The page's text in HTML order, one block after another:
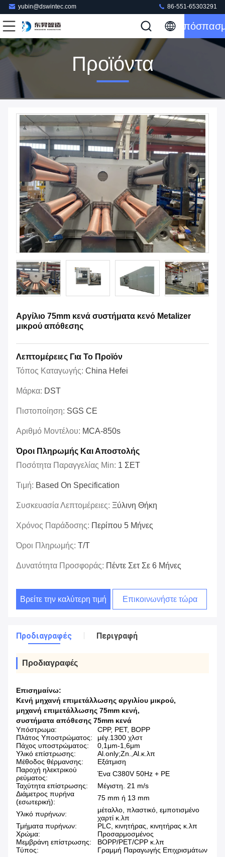
yubin@dswintec.com 86-551-65303291
Προϊόντα
Αργίλιο 75mm κενά συστήματα κενό Metalizer
μικρού απόθεσης
Λεπτομέρειες Για Το Προϊόν
Τόπος Καταγωγής: China Hefei
Μάρκα: DST
Πιστοποίηση: SGS CE
Αριθμό Μοντέλου: MCA-850s
Όροι Πληρωμής Και Αποστολής
Ποσότητα Παραγγελίας Min: 1 ΣΕΤ
Τιμή: Based On Specification
Συσκευασία Λεπτομέρειες: Ξύλινη Θήκη
Χρόνος Παράδοσης: Περίπου 5 Μήνες
Όροι Πληρωμής: T/T
Δυνατότητα Προσφοράς: Πέντε Σετ Σε 6 Μήνες
Βρείτε την καλύτερη τιμή Επικοινωνήστε τώρα
Προδιαγραφές Περιγραφή
Προδιαγραφές
Επισημαίνω:
Κενή μηχανή επιμετάλλωσης αργιλίου μικρού,
μηχανή επιμετάλλωσης 75mm κενή,
συστήματα απόθεσης 75mm κενά
Υπόστρωμα:
CPP, PET, BOPP
Πλάτος Υποστρώματος:
μέγ.1300 χλστ
Πάχος υποστρώματος:
0,1μm-1,6μm
Υλικό επίστρωσης:
Al.only;Zn.,Al.κ.λπ
Μέθοδος θέρμανσης:
Εξάτμιση
Παροχή ηλεκτρικού
ρεύματος:
Ένα C380V 50Hz + PE
Ταχύτητα επίστρωσης:
Μέγιστη. 21 m/s
Διάμετρος πυρήνα
(εσωτερική):
75 mm ή 13 mm
Υλικό πυρήνων:
μέταλλο, πλαστικό, εμποτισμένο
χαρτί κ.λπ
Τμήματα πυρήνων:
PLC, κινητήρας, κινητήρας κ.λπ
Χρώμα:
Προσαρμοσμένος
Μεμβράνη επίστρωσης:
BOPP/PET/CPP κ.λπ
Τύπος:
Γραμμή Παραγωγής Επιχρισμάτων